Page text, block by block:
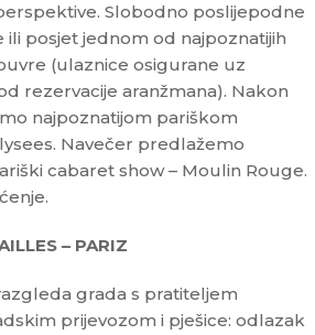
Slobodno poslijepodne
posjet jednom od najpoznatijih
(ulaznice osigurane uz
rezervacije aranžmana). Nakon
najpoznatijom pariškom
Navečer predlažemo
cabaret show – Moulin Rouge.
– PARIZ
grada s pratiteljem
prijevozom i pješice: odlazak